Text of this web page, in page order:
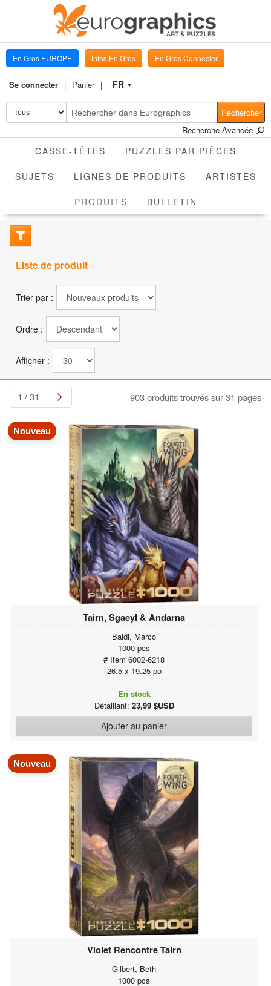
En Gros EUROPE Infos En Gros En Gros Connecter
Se connecter Panier FR ▼
Rechercher
Recherche Avancée
CASSE-TÊTES PUZZLES PAR PIÈCES
SUJETS LIGNES DE PRODUITS ARTISTES
PRODUITS ACTIVEBULLETIN
Liste de produit
Trier par :
Ordre :
Afficher :
1 / 31 903 produits trouvés sur 31 pages
Nouveau
Tairn, Sgaeyl & Andarna
Baldi, Marco
1000 pcs
# Item 6002-6218
26.5 x 19.25 po
En stock
Détaillant: 23,99 $USD
Ajouter au panier
Nouveau
Violet Rencontre Tairn
Gilbert, Beth
1000 pcs